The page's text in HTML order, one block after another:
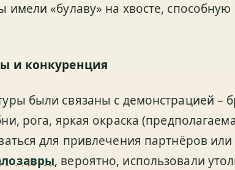
«булаву» на хвосте, способную
и конкуренция
были связаны с демонстрацией –
рога, яркая окраска
для привлечения партнёров или
, вероятно, использовали